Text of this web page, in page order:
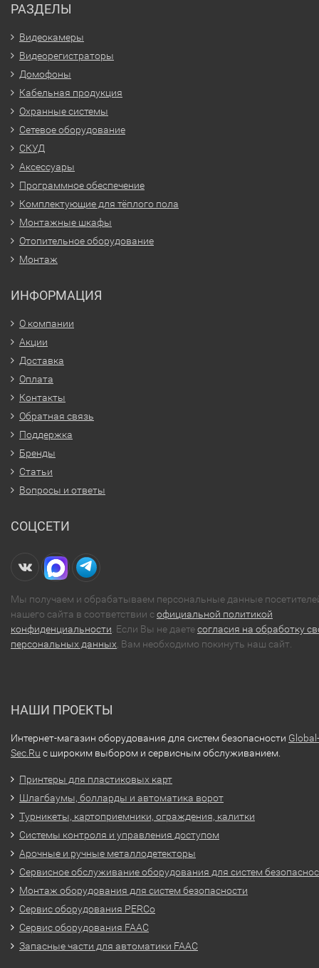
РАЗДЕЛЫ
Видеокамеры
Видеорегистраторы
Домофоны
Кабельная продукция
Охранные системы
Сетевое оборудование
СКУД
Аксессуары
Программное обеспечение
Комплектующие для тёплого пола
Монтажные шкафы
Отопительное оборудование
Монтаж
ИНФОРМАЦИЯ
О компании
Акции
Доставка
Оплата
Контакты
Обратная связь
Поддержка
Бренды
Статьи
Вопросы и ответы
СОЦСЕТИ
Мы получаем и обрабатываем персональные данные
нашего сайта в соответствии софициальной политикой
конфиденциальности . Если Вы не даетесогласия на обработку
персональных данных , Вам необходимо покинуть наш сайт.
НАШИ ПРОЕКТЫ
Интернет-магазин оборудования для систем безопасности Global-
Sec.Ru с широким выбором и сервисным обслуживанием.
Принтеры для пластиковых карт
Шлагбаумы, болларды и автоматика ворот
Турникеты, картоприемники, ограждения, калитки
Системы контроля и управления доступом
Арочные и ручные металлодетекторы
Сервисное обслуживание оборудования для систем
Монтаж оборудования для систем безопасности
Сервис оборудования PERCo
Сервис оборудования FAAC
Запасные части для автоматики FAAC